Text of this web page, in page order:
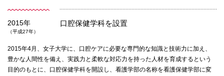
2015年
（平成27年）
口腔保健学科を設置
2015年4月、女子大学に、口腔ケアに必要な専門的な知識と技術力に加え、
豊かな人間性を備え、実践力と柔軟な対応力を持った人材を育成するという
目的のもとに、口腔保健学科を開設し、看護学部の名称を看護保健学部に変